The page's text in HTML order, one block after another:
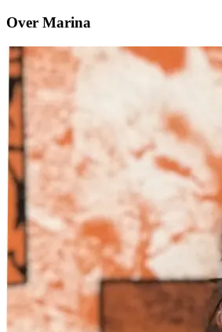
Over Marina